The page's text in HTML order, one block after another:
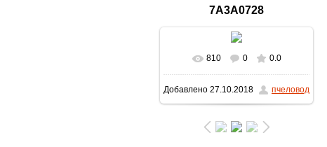
7A3A0728
810 0 0.0
Добавлено 27.10.2018 пчеловод